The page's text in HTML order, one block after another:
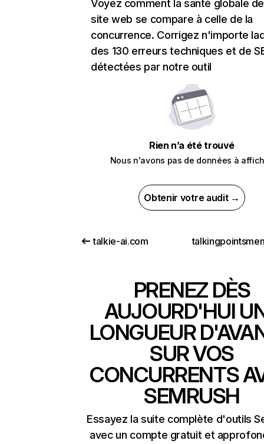
Voyez comment la santé globale
site web se compare à celle de la
concurrence. Corrigez n'importe
des 130 erreurs techniques et de
détectées par notre outil
Rien n’a été trouvé
Nous n'avons pas de données à
Obtenir votre audit →
talkie-ai.com
PRENEZ DÈS
AUJOURD'HUI
LONGUEUR
SUR VOS
CONCURRENTS
SEMRUSH
Essayez la suite complète d'outils
avec un compte gratuit et